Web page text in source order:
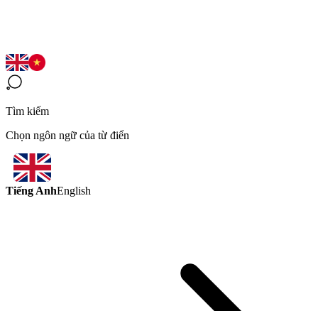
Tìm kiếm
Chọn ngôn ngữ của từ điển
Tiếng AnhEnglish